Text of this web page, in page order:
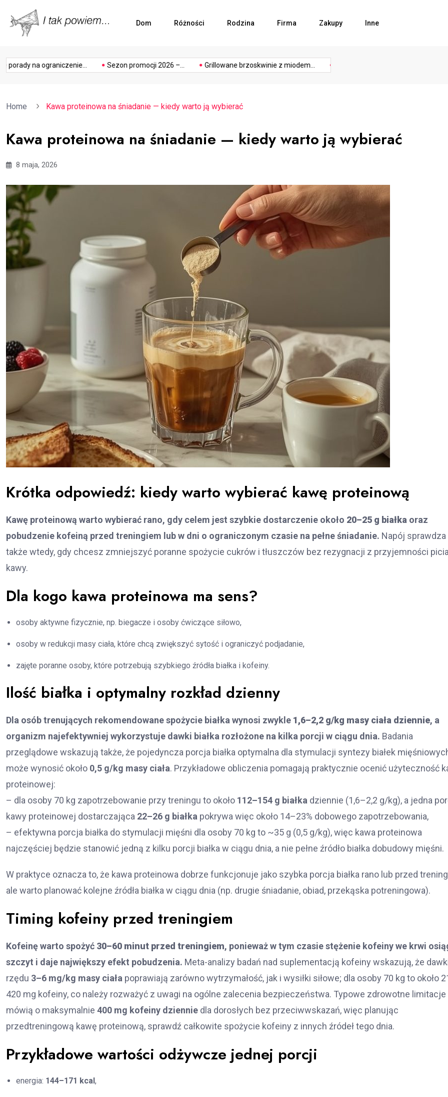
Dom Różności Rodzina Firma Zakupy Inne
na ograniczenie... Sezon promocji 2026 –... Grillowane brzoskwinie z miodem... Bezpieczeństwo w kuchni –...
ogródek photography podłoga przedsiebiorca
Home Kawa proteinowa na śniadanie — kiedy warto ją wybierać
Kawa proteinowa na śniadanie — kiedy warto ją wybierać
8 maja, 2026
Krótka odpowiedź: kiedy warto wybierać kawę proteinową
Kawę proteinową warto wybierać rano, gdy celem jest szybkie dostarczenie około 20–25 g białka oraz
pobudzenie kofeiną przed treningiem lub w dni o ograniczonym czasie na pełne śniadanie. Napój sprawdza
także wtedy, gdy chcesz zmniejszyć poranne spożycie cukrów i tłuszczów bez rezygnacji z przyjemności picia
kawy.
Dla kogo kawa proteinowa ma sens?
osoby aktywne fizycznie, np. biegacze i osoby ćwiczące siłowo,
osoby w redukcji masy ciała, które chcą zwiększyć sytość i ograniczyć podjadanie,
zajęte poranne osoby, które potrzebują szybkiego źródła białka i kofeiny.
Ilość białka i optymalny rozkład dzienny
Dla osób trenujących rekomendowane spożycie białka wynosi zwykle 1,6–2,2 g/kg masy ciała dziennie, a
organizm najefektywniej wykorzystuje dawki białka rozłożone na kilka porcji w ciągu dnia. Badania
przeglądowe wskazują także, że pojedyncza porcja białka optymalna dla stymulacji syntezy białek
może wynosić około 0,5 g/kg masy ciała. Przykładowe obliczenia pomagają praktycznie ocenić użyteczność
proteinowej:
– dla osoby 70 kg zapotrzebowanie przy treningu to około 112–154 g białka dziennie (1,6–2,2 g/kg), a jedna
kawy proteinowej dostarczająca 22–26 g białka pokrywa więc około 14–23% dobowego zapotrzebowania,
– efektywna porcja białka do stymulacji mięśni dla osoby 70 kg to ~35 g (0,5 g/kg), więc kawa proteinowa
najczęściej będzie stanowić jedną z kilku porcji białka w ciągu dnia, a nie pełne źródło białka dobudowy mięśni.
W praktyce oznacza to, że kawa proteinowa dobrze funkcjonuje jako szybka porcja białka rano lub przed
ale warto planować kolejne źródła białka w ciągu dnia (np. drugie śniadanie, obiad, przekąska potreningowa).
Timing kofeiny przed treningiem
Kofeinę warto spożyć 30–60 minut przed treningiem, ponieważ w tym czasie stężenie kofeiny we krwi
szczyt i daje największy efekt pobudzenia. Meta-analizy badań nad suplementacją kofeiny wskazują, że
rzędu 3–6 mg/kg masy ciała poprawiają zarówno wytrzymałość, jak i wysiłki siłowe; dla osoby 70 kg to około
420 mg kofeiny, co należy rozważyć z uwagi na ogólne zalecenia bezpieczeństwa. Typowe zdrowotne limitacje
mówią o maksymalnie 400 mg kofeiny dziennie dla dorosłych bez przeciwwskazań, więc planując
przedtreningową kawę proteinową, sprawdź całkowite spożycie kofeiny z innych źródeł tego dnia.
Przykładowe wartości odżywcze jednej porcji
energia: 144–171 kcal,